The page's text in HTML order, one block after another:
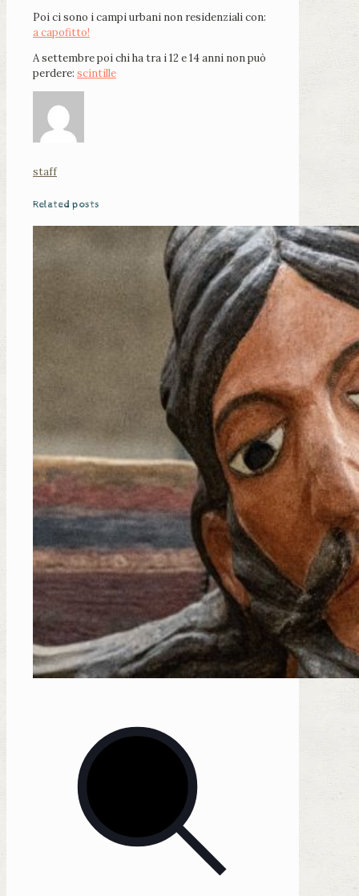
Poi ci sono i campi urbani non residenziali con:
a capofitto!
A settembre poi chi ha tra i 12 e 14 anni non può
perdere: scintille
staff
Related posts